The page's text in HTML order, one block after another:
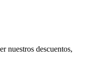
nuestros descuentos,